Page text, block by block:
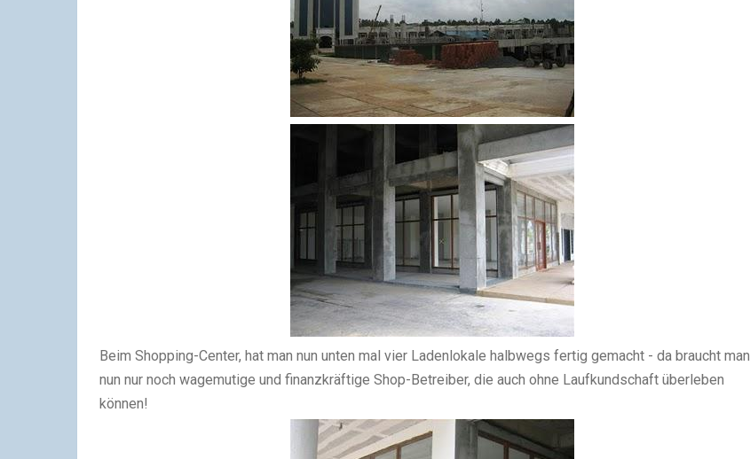
Beim Shopping-Center, hat man nun unten mal vier Ladenlokale halbwegs fertig gemacht - da braucht man
nun nur noch wagemutige und finanzkräftige Shop-Betreiber, die auch ohne Laufkundschaft überleben
können!